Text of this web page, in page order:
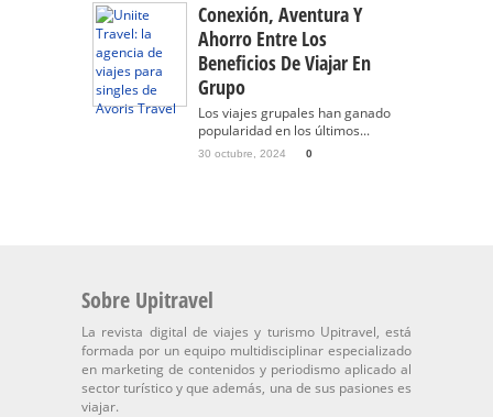
Conexión, Aventura Y
Ahorro Entre Los
Beneficios De Viajar En
Grupo
Los viajes grupales han ganado
popularidad en los últimos...
30 octubre, 2024 0
Sobre Upitravel
La revista digital de viajes y turismo Upitravel, está
formada por un equipo multidisciplinar especializado
en marketing de contenidos y periodismo aplicado al
sector turístico y que además, una de sus pasiones es
viajar.